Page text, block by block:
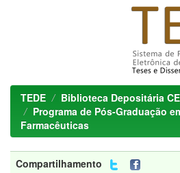
TEDE
Biblioteca Depositária
Programa de Pós-Graduação
Farmacêuticas
Compartilhamento